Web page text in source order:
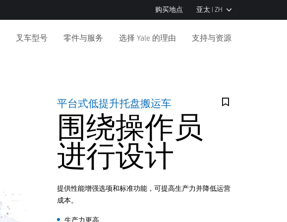
购买地点 亚太 | ZH
叉车型号 零件与服务 选择 Yale 的理由 支持与资源
平台式低提升托盘搬运车
围绕操作员
进行设计
提供性能增强选项和标准功能，可提高生产力并降低运营
成本。
生产力更高